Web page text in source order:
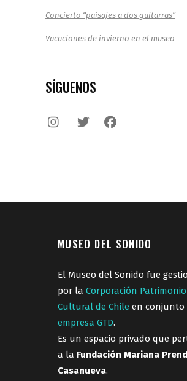
Concierto “paisajes a dos guitarras”
Vacaciones de invierno en el museo
SÍGUENOS
MUSEO DEL SONIDO
El Museo del Sonido fue
por la Corporación Patrimonio
Cultural de Chile en conjunto
empresa GTD.
Es un espacio privado que
a la Fundación Mariana
Casanueva.